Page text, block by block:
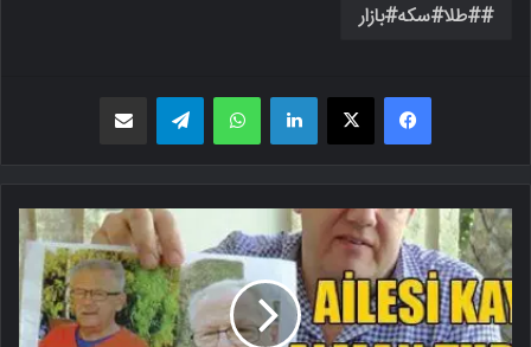
#طلا#سکه#بازار
فیسبوک X لینکدین واتس اپ